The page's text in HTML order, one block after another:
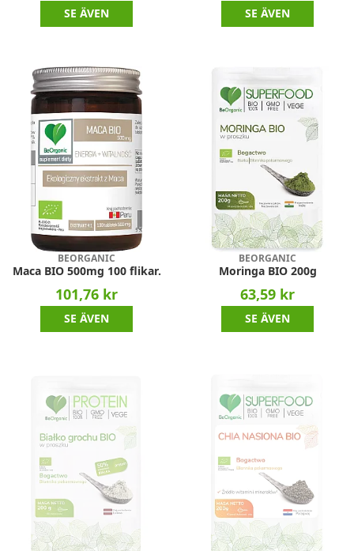
SE ÄVEN SE ÄVEN
BEORGANIC
Maca BIO 500mg 100 flikar.
101,76 kr
SE ÄVEN
BEORGANIC
Moringa BIO 200g
63,59 kr
SE ÄVEN